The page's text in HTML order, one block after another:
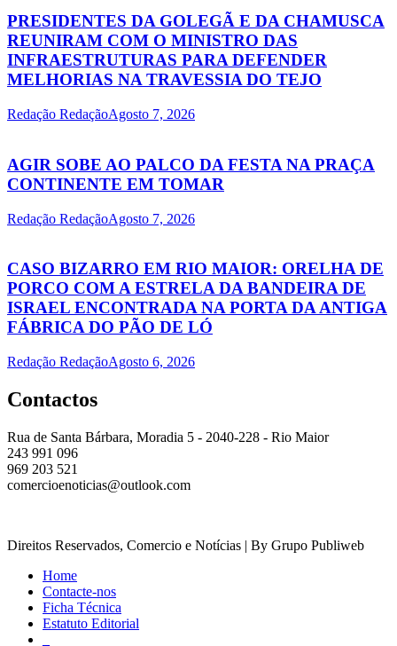
PRESIDENTES DA GOLEGÃ E DA CHAMUSCA
REUNIRAM COM O MINISTRO DAS
INFRAESTRUTURAS PARA DEFENDER
MELHORIAS NA TRAVESSIA DO TEJO
Redação RedaçãoAgosto 7, 2026
AGIR SOBE AO PALCO DA FESTA NA PRAÇA
CONTINENTE EM TOMAR
Redação RedaçãoAgosto 7, 2026
CASO BIZARRO EM RIO MAIOR: ORELHA DE
PORCO COM A ESTRELA DA BANDEIRA DE
ISRAEL ENCONTRADA NA PORTA DA ANTIGA
FÁBRICA DO PÃO DE LÓ
Redação RedaçãoAgosto 6, 2026
Contactos
Rua de Santa Bárbara, Moradia 5 - 2040-228 - Rio Maior
243 991 096
969 203 521
comercioenoticias@outlook.com
Direitos Reservados, Comercio e Notícias | By Grupo Publiweb
Home
Contacte-nos
Ficha Técnica
Estatuto Editorial